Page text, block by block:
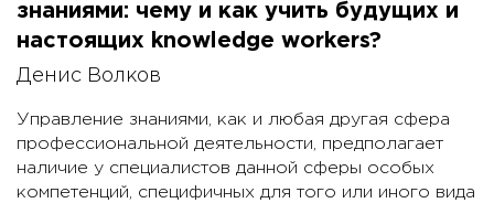
знаниями: чему и как учить будущих и
настоящих knowledge workers?
Денис Волков
Управление знаниями, как и любая другая сфера
профессиональной деятельности, предполагает
наличие у специалистов данной сферы особых
компетенций, специфичных для того или иного вида